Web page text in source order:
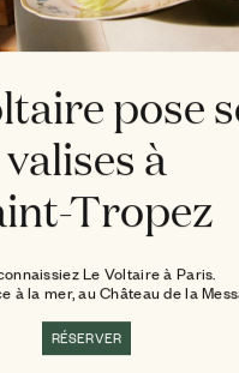
pose
valises à
Tropez
Le Voltaire à Paris.
à la mer, au Château de la
RÉSERVER